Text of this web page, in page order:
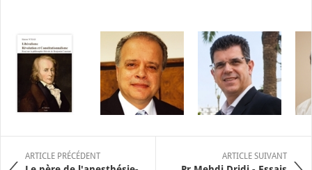
ARTICLE PRÉCÉDENT ARTICLE SUIVANT